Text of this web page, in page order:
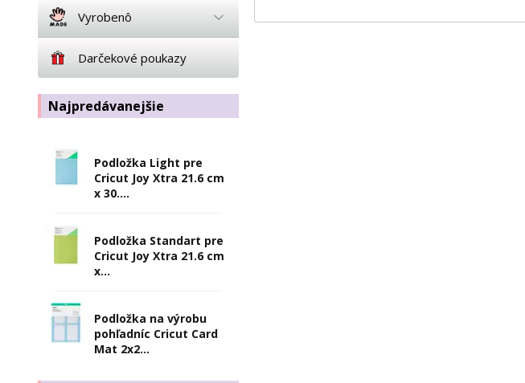
Vyrobenô
Darčekové poukazy
Najpredávanejšie
Podložka Light pre
Cricut Joy Xtra 21.6 cm
x 30....
Podložka Standart pre
Cricut Joy Xtra 21.6 cm
x...
Podložka na výrobu
pohľadníc Cricut Card
Mat 2x2...